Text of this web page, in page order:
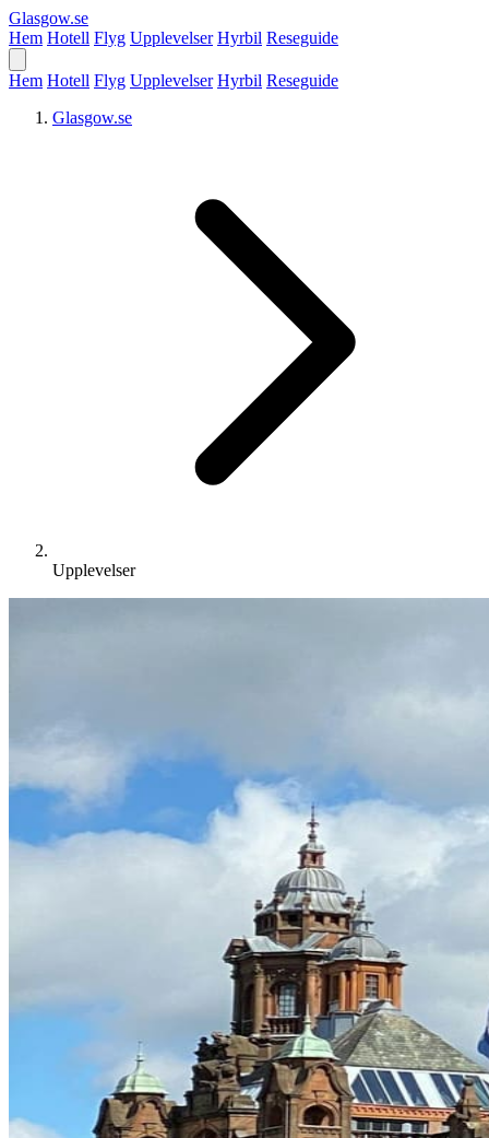
Glasgow.se
Hem Hotell Flyg Upplevelser Hyrbil Reseguide
Hem Hotell Flyg Upplevelser Hyrbil Reseguide
Glasgow.se
Upplevelser